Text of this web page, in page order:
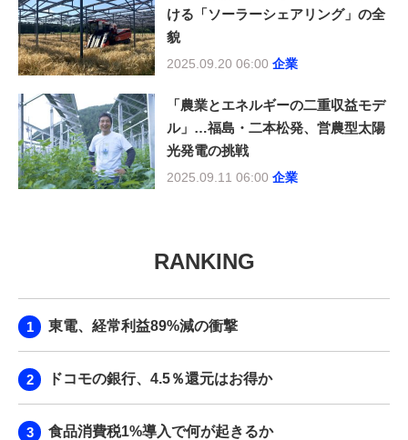
ける「ソーラーシェアリング」の全
貌
2025.09.20 06:00 企業
「農業とエネルギーの二重収益モデ
ル」…福島・二本松発、営農型太陽
光発電の挑戦
2025.09.11 06:00 企業
RANKING
東電、経常利益89%減の衝撃
ドコモの銀行、4.5％還元はお得か
食品消費税1%導入で何が起きるか